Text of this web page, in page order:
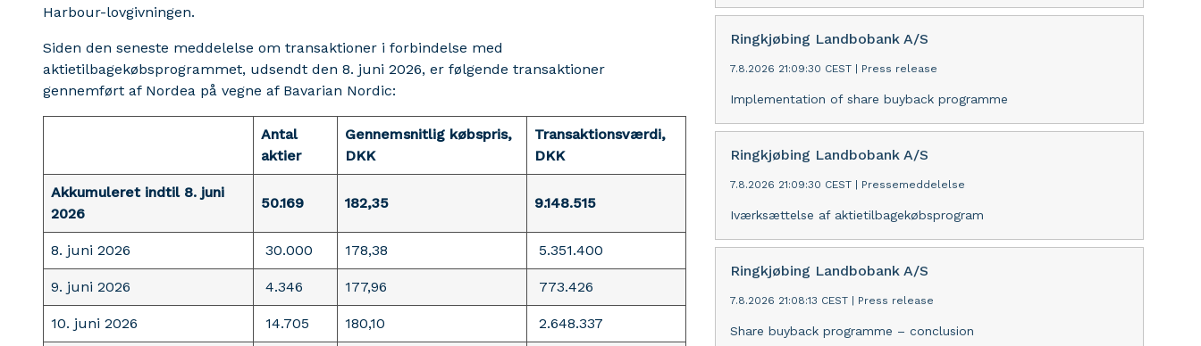
Harbour-lovgivningen.
Siden den seneste meddelelse om transaktioner i forbindelse med
aktietilbagekøbsprogrammet, udsendt den 8. juni 2026, er følgende transaktioner
gennemført af Nordea på vegne af Bavarian Nordic:
Antal
aktier
Gennemsnitlig købspris,
DKK
Transaktionsværdi,
DKK
Akkumuleret indtil 8. juni
2026
50.169 182,35 9.148.515
8. juni 2026 30.000 178,38 5.351.400
9. juni 2026 4.346 177,96 773.426
10. juni 2026 14.705 180,10 2.648.337
Ringkjøbing Landbobank A/S
7.8.2026 21:09:30 CEST Press release
Implementation of share buyback programme
Ringkjøbing Landbobank A/S
7.8.2026 21:09:30 CEST Pressemeddelelse
Iværksættelse af aktietilbagekøbsprogram
Ringkjøbing Landbobank A/S
7.8.2026 21:08:13 CEST Press release
Share buyback programme – conclusion